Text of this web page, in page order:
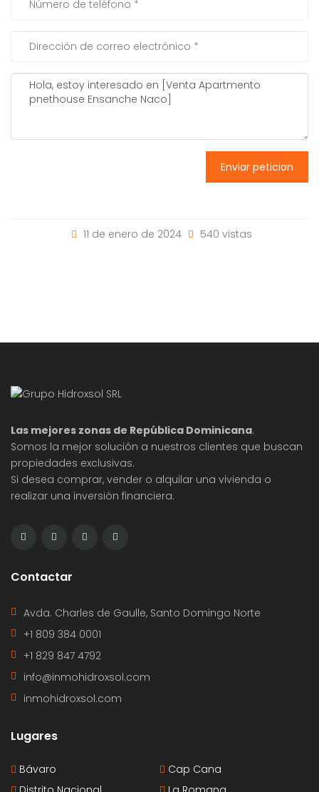
Enviar peticion
11 de enero de 2024 540 vistas
Las mejores zonas de República Dominicana.
Somos la mejor solución a nuestros clientes que buscan
propiedades exclusivas.
Si desea comprar, vender o alquilar una vivienda o
realizar una inversión financiera.
Contactar
Avda. Charles de Gaulle, Santo Domingo Norte
+1 809 384 0001
+1 829 847 4792
info@inmohidroxsol.com
inmohidroxsol.com
Lugares
Bávaro
Cap Cana